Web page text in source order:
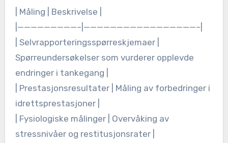
| Måling | Beskrivelse |
|—————————–|—————————————————–|
| Selvrapporteringsspørreskjemaer |
Spørreundersøkelser som vurderer opplevde
endringer i tankegang |
| Prestasjonsresultater | Måling av forbedringer i
idrettsprestasjoner |
| Fysiologiske målinger | Overvåking av
stressnivåer og restitusjonsrater |